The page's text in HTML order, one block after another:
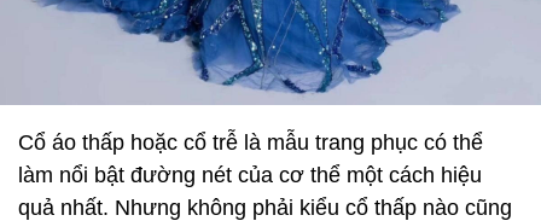
Cổ áo thấp hoặc cổ trễ là mẫu trang phục có thể
làm nổi bật đường nét của cơ thể một cách hiệu
quả nhất. Nhưng không phải kiểu cổ thấp nào cũng